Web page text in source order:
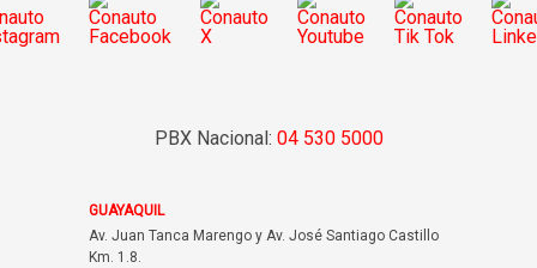
PBX Nacional: 04 530 5000
GUAYAQUIL
Av. Juan Tanca Marengo y Av. José Santiago Castillo
Km. 1.8.